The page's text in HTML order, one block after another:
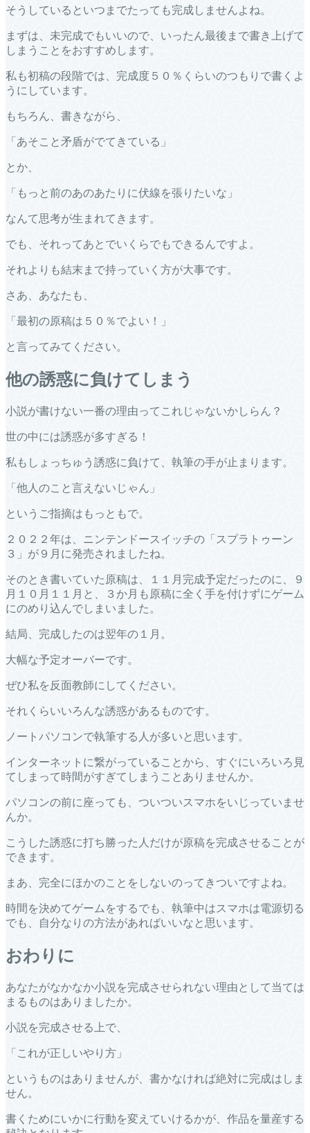
そうしているといつまでたっても完成しませんよね。
まずは、未完成でもいいので、いったん最後まで書き上げて
しまうことをおすすめします。
私も初稿の段階では、完成度５０％くらいのつもりで書くよ
うにしています。
もちろん、書きながら、
「あそこと矛盾がでてきている」
とか、
「もっと前のあのあたりに伏線を張りたいな」
なんて思考が生まれてきます。
でも、それってあとでいくらでもできるんですよ。
それよりも結末まで持っていく方が大事です。
さあ、あなたも、
「最初の原稿は５０％でよい！」
と言ってみてください。
他の誘惑に負けてしまう
小説が書けない一番の理由ってこれじゃないかしらん？
世の中には誘惑が多すぎる！
私もしょっちゅう誘惑に負けて、執筆の手が止まります。
「他人のこと言えないじゃん」
というご指摘はもっともで。
２０２２年は、ニンテンドースイッチの「スプラトゥーン
３」が９月に発売されましたね。
そのとき書いていた原稿は、１１月完成予定だったのに、９
月１０月１１月と、３か月も原稿に全く手を付けずにゲーム
にのめり込んでしまいました。
結局、完成したのは翌年の１月。
大幅な予定オーバーです。
ぜひ私を反面教師にしてください。
それくらいいろんな誘惑があるものです。
ノートパソコンで執筆する人が多いと思います。
インターネットに繋がっていることから、すぐにいろいろ見
てしまって時間がすぎてしまうことありませんか。
パソコンの前に座っても、ついついスマホをいじっていませ
んか。
こうした誘惑に打ち勝った人だけが原稿を完成させることが
できます。
まあ、完全にほかのことをしないのってきついですよね。
時間を決めてゲームをするでも、執筆中はスマホは電源切る
でも、自分なりの方法があればいいなと思います。
おわりに
あなたがなかなか小説を完成させられない理由として当ては
まるものはありましたか。
小説を完成させる上で、
「これが正しいやり方」
というものはありませんが、書かなければ絶対に完成はしま
せん。
書くためにいかに行動を変えていけるかが、作品を量産する